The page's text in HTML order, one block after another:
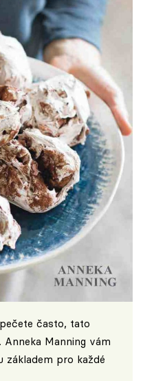
často, tato
Manning vám
základem pro každé